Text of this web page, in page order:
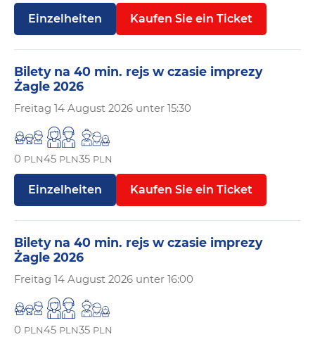
Einzelheiten Kaufen Sie ein Ticket
Bilety na 40 min. rejs w czasie imprezy
Żagle 2026
Freitag 14 August 2026 unter 15:30
0 PLN45 PLN35 PLN
Einzelheiten Kaufen Sie ein Ticket
Bilety na 40 min. rejs w czasie imprezy
Żagle 2026
Freitag 14 August 2026 unter 16:00
0 PLN45 PLN35 PLN